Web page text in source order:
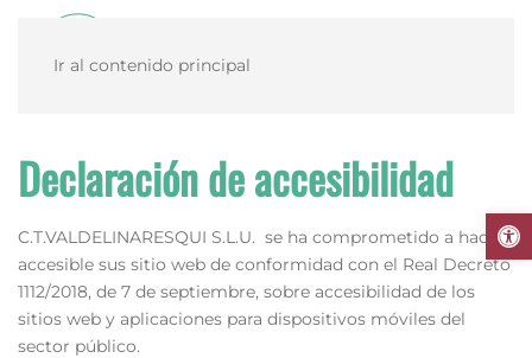
Abrir
Ir al contenido principal
Declaración de accesibilidad
C.T.VALDELINARESQUI S.L.U. se ha comprometido a hacer
accesible sus sitio web de conformidad con el Real Decreto
1112/2018, de 7 de septiembre, sobre accesibilidad de los
sitios web y aplicaciones para dispositivos móviles del
sector público.